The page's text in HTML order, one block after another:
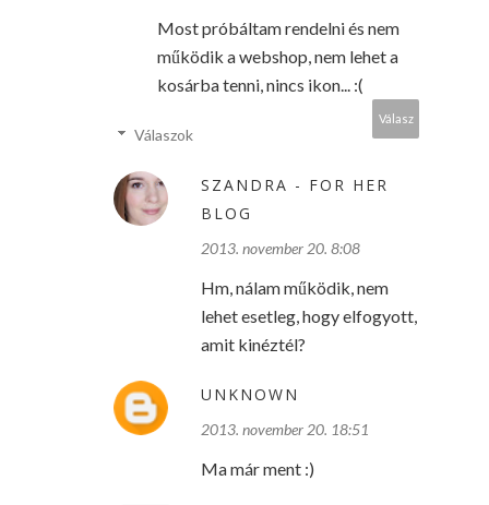
Most próbáltam rendelni és nem
működik a webshop, nem lehet a
kosárba tenni, nincs ikon... :(
Válasz
Válaszok
SZANDRA - FOR HER
BLOG
2013. november 20. 8:08
Hm, nálam működik, nem
lehet esetleg, hogy elfogyott,
amit kinéztél?
UNKNOWN
2013. november 20. 18:51
Ma már ment :)